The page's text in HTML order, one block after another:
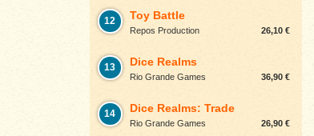
12 Toy Battle
Repos Production 26,10 €
13 Dice Realms
Rio Grande Games 36,90 €
14 Dice Realms: Trade
Rio Grande Games 26,90 €